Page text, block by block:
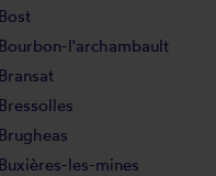
Bost
Bourbon-l'archambault
Bransat
Bressolles
Brugheas
Buxières-les-mines